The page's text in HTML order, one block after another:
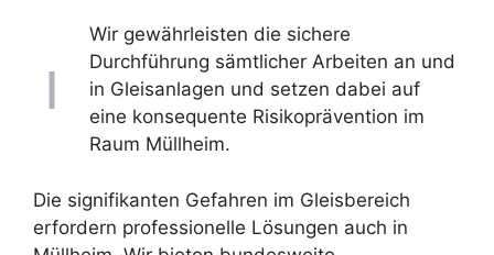
Wir gewährleisten die sichere
Durchführung sämtlicher Arbeiten an und
in Gleisanlagen und setzen dabei auf
eine konsequente Risikoprävention im
Raum Müllheim.
Die signifikanten Gefahren im Gleisbereich
erfordern professionelle Lösungen auch in